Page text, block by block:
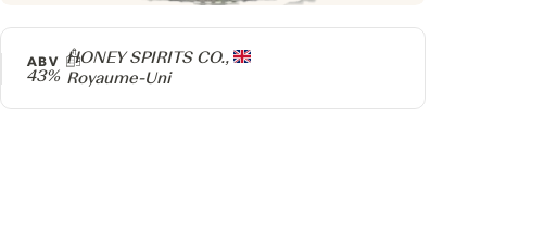
Producteur
HONEY SPIRITS CO.,
Royaume-Uni
ABV
43%